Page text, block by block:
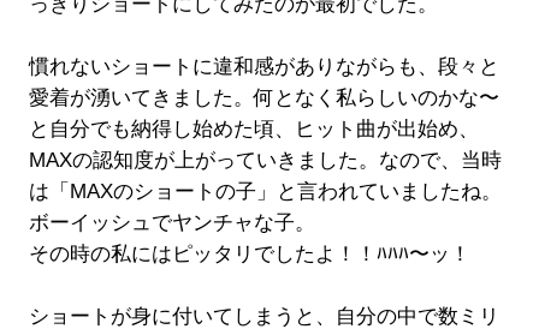
慣れないショートに違和感がありながらも、段々と
愛着が湧いてきました。何となく私らしいのかな〜
と自分でも納得し始めた頃、ヒット曲が出始め、
MAXの認知度が上がっていきました。なので、当時
は「MAXのショートの子」と言われていましたね。
ボーイッシュでヤンチャな子。
その時の私にはピッタリでしたよ！！ﾊﾊﾊ〜ッ！
ショートが身に付いてしまうと、自分の中で数ミリ